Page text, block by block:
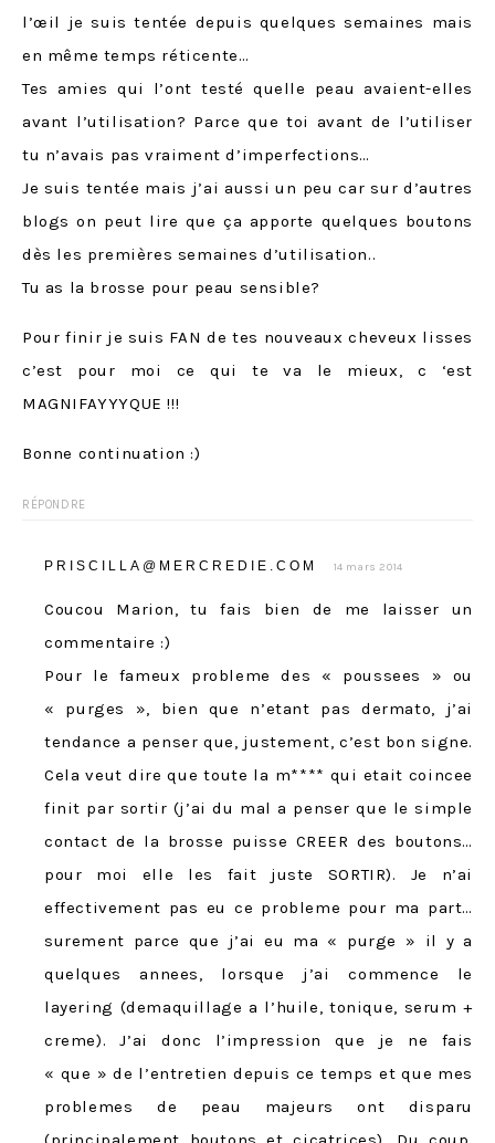
l’œil je suis tentée depuis quelques semaines mais
en même temps réticente…
Tes amies qui l’ont testé quelle peau avaient-elles
avant l’utilisation? Parce que toi avant de l’utiliser
tu n’avais pas vraiment d’imperfections…
Je suis tentée mais j’ai aussi un peu car sur d’autres
blogs on peut lire que ça apporte quelques boutons
dès les premières semaines d’utilisation..
Tu as la brosse pour peau sensible?
Pour finir je suis FAN de tes nouveaux cheveux lisses
c’est pour moi ce qui te va le mieux, c ‘est
MAGNIFAYYYQUE !!!
Bonne continuation :)
RÉPONDRE
PRISCILLA@MERCREDIE.COM 14 mars 2014
Coucou Marion, tu fais bien de me laisser un
commentaire :)
Pour le fameux probleme des « poussees » ou
« purges », bien que n’etant pas dermato, j’ai
tendance a penser que, justement, c’est bon signe.
Cela veut dire que toute la m**** qui etait coincee
finit par sortir (j’ai du mal a penser que le simple
contact de la brosse puisse CREER des boutons…
pour moi elle les fait juste SORTIR). Je n’ai
effectivement pas eu ce probleme pour ma part…
surement parce que j’ai eu ma « purge » il y a
quelques annees, lorsque j’ai commence le
layering (demaquillage a l’huile, tonique, serum +
creme). J’ai donc l’impression que je ne fais
« que » de l’entretien depuis ce temps et que mes
problemes de peau majeurs ont disparu